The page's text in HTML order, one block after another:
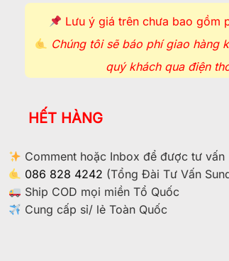
Lưu ý giá trên chưa bao gồm
Chúng tôi sẽ báo phí giao hàng
quý khách qua điện
HẾT HÀNG
Comment hoặc Inbox để được tư vấn
086 828 4242 (Tổng Đài Tư Vấn
Ship COD mọi miền Tổ Quốc
Cung cấp sỉ/ lẻ Toàn Quốc